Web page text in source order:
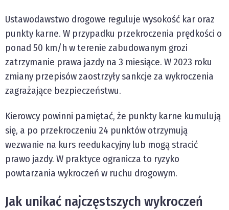
Ustawodawstwo drogowe reguluje wysokość kar oraz
punkty karne. W przypadku przekroczenia prędkości o
ponad 50 km/h w terenie zabudowanym grozi
zatrzymanie prawa jazdy na 3 miesiące. W 2023 roku
zmiany przepisów zaostrzyły sankcje za wykroczenia
zagrażające bezpieczeństwu.
Kierowcy powinni pamiętać, że punkty karne kumulują
się, a po przekroczeniu 24 punktów otrzymują
wezwanie na kurs reedukacyjny lub mogą stracić
prawo jazdy. W praktyce ogranicza to ryzyko
powtarzania wykroczeń w ruchu drogowym.
Jak unikać najczęstszych wykroczeń